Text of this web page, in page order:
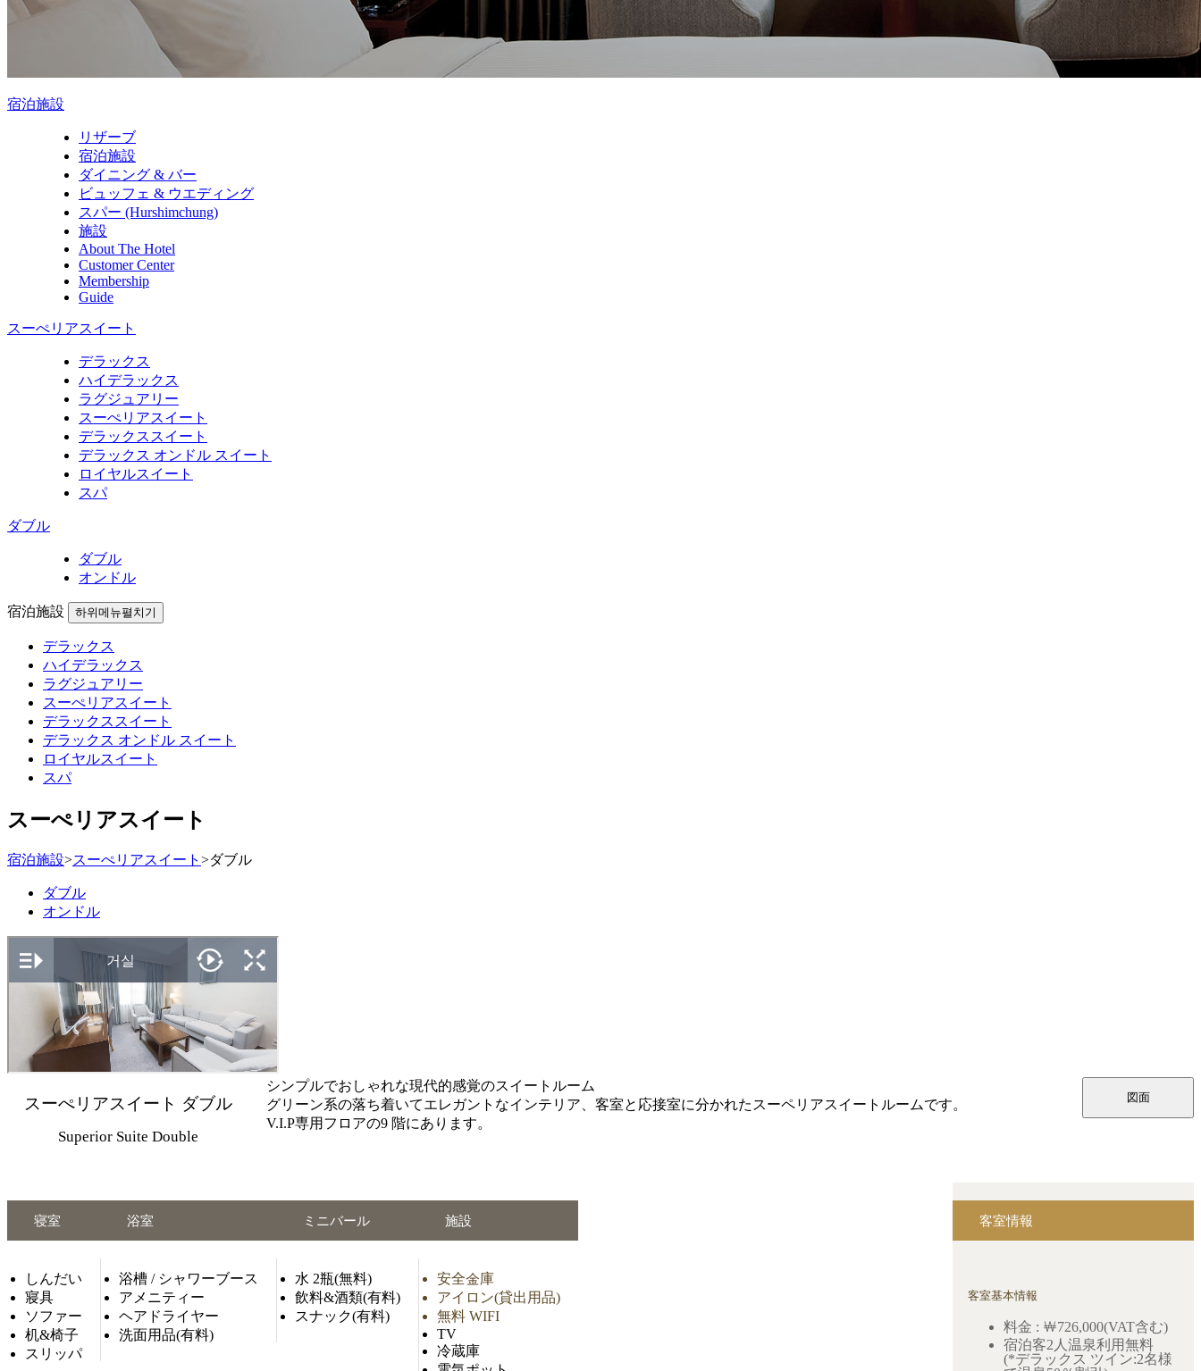
宿泊施設
リザーブ
宿泊施設
ダイニング & バー
ビュッフェ & ウエディング
スパー (Hurshimchung)
施設
About The Hotel
Customer Center
Membership
Guide
スーぺリアスイート
デラックス
ハイデラックス
ラグジュアリー
スーぺリアスイート
デラックススイート
デラックス オンドル スイート
ロイヤルスイート
スパ
ダブル
ダブル
オンドル
宿泊施設 하위메뉴펼치기
デラックス
ハイデラックス
ラグジュアリー
スーぺリアスイート
デラックススイート
デラックス オンドル スイート
ロイヤルスイート
スパ
スーぺリアスイート
宿泊施設>スーぺリアスイート >ダブル
ダブル
オンドル
スーぺリアスイート ダブル
Superior Suite Double
シンプルでおしゃれな現代的感覚のスイートルーム
グリーン系の落ち着いてエレガントなインテリア、客室と応接室に分かれたスーペリアスイートルームです。
V.I.P専用フロアの9 階にあります。
図面
寝室
しんだい
寢具
ソファー
机&椅子
スリッパ
浴室
浴槽 / シャワーブース
アメニティー
ヘアドライヤー
洗面用品(有料)
ミニバール
水 2瓶(無料)
飲料&酒類(有料)
スナック(有料)
施設
安全金庫
アイロン(貸出用品)
無料 WIFI
TV
冷蔵庫
客室情報
客室基本情報
料金 : ￦726,000(VAT含む)
宿泊客2人温泉利用無料
(*デラックス ツイン:2名様